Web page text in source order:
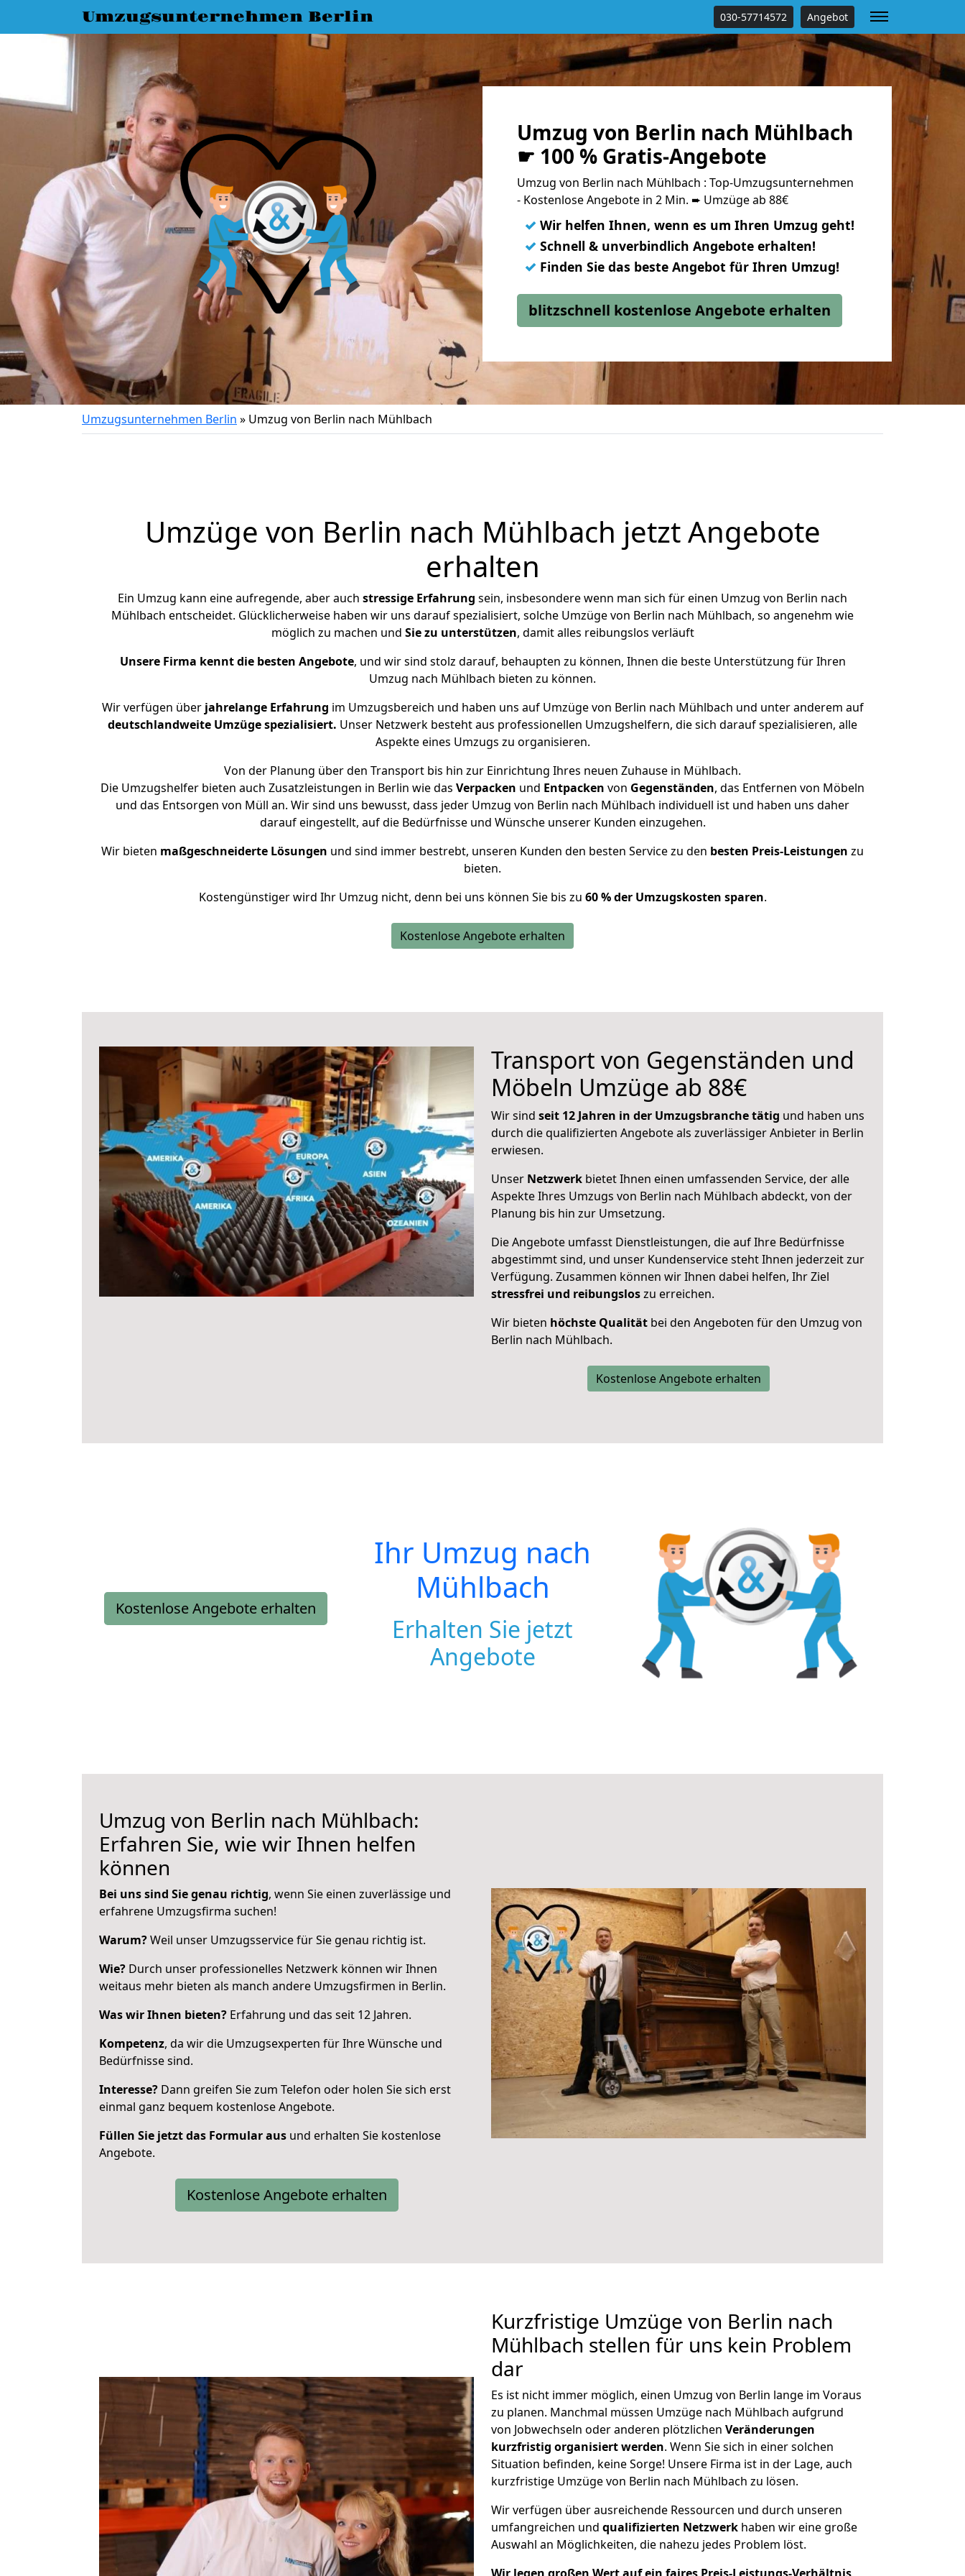
Umzugsunternehmen Berlin 030-57714572 Angebot
Umzug von Berlin nach Mühlbach
☛ 100 % Gratis-Angebote
Umzug von Berlin nach Mühlbach : Top-Umzugsunternehmen
- Kostenlose Angebote in 2 Min. ➨ Umzüge ab 88€
✓ Wir helfen Ihnen, wenn es um Ihren Umzug geht!
✓ Schnell & unverbindlich Angebote erhalten!
✓ Finden Sie das beste Angebot für Ihren Umzug!
blitzschnell kostenlose Angebote erhalten
Umzugsunternehmen Berlin » Umzug von Berlin nach Mühlbach
Umzüge von Berlin nach Mühlbach jetzt Angebote
erhalten
Ein Umzug kann eine aufregende, aber auch stressige Erfahrung sein, insbesondere wenn man sich für einen Umzug von Berlin nach
Mühlbach entscheidet. Glücklicherweise haben wir uns darauf spezialisiert, solche Umzüge von Berlin nach Mühlbach, so angenehm wie
möglich zu machen und Sie zu unterstützen, damit alles reibungslos verläuft
Unsere Firma kennt die besten Angebote, und wir sind stolz darauf, behaupten zu können, Ihnen die beste Unterstützung für Ihren
Umzug nach Mühlbach bieten zu können.
Wir verfügen überjahrelange Erfahrung im Umzugsbereich und haben uns auf Umzüge von Berlin nach Mühlbach und unter anderem auf
deutschlandweite Umzüge spezialisiert. Unser Netzwerk besteht aus professionellen Umzugshelfern, die sich darauf spezialisieren, alle
Aspekte eines Umzugs zu organisieren.
Von der Planung über den Transport bis hin zur Einrichtung Ihres neuen Zuhause in Mühlbach.
Die Umzugshelfer bieten auch Zusatzleistungen in Berlin wie das Verpacken und Entpacken von Gegenständen, das Entfernen von Möbeln
und das Entsorgen von Müll an. Wir sind uns bewusst, dass jeder Umzug von Berlin nach Mühlbach individuell ist und haben uns daher
darauf eingestellt, auf die Bedürfnisse und Wünsche unserer Kunden einzugehen.
Wir bieten maßgeschneiderte Lösungen und sind immer bestrebt, unseren Kunden den besten Service zu den besten Preis-Leistungen zu
bieten.
Kostengünstiger wird Ihr Umzug nicht, denn bei uns können Sie bis zu 60 % der Umzugskosten sparen.
Kostenlose Angebote erhalten
Transport von Gegenständen und
Möbeln Umzüge ab 88€
Wir sind seit 12 Jahren in der Umzugsbranche tätig und haben uns
durch die qualifizierten Angebote als zuverlässiger Anbieter in Berlin
erwiesen.
Unser Netzwerk bietet Ihnen einen umfassenden Service, der alle
Aspekte Ihres Umzugs von Berlin nach Mühlbach abdeckt, von der
Planung bis hin zur Umsetzung.
Die Angebote umfasst Dienstleistungen, die auf Ihre Bedürfnisse
abgestimmt sind, und unser Kundenservice steht Ihnen jederzeit zur
Verfügung. Zusammen können wir Ihnen dabei helfen, Ihr Ziel
stressfrei und reibungsloszu erreichen.
Wir bieten höchste Qualität bei den Angeboten für den Umzug von
Berlin nach Mühlbach.
Kostenlose Angebote erhalten
Kostenlose Angebote erhalten
Ihr Umzug nach
Mühlbach
Erhalten Sie jetzt
Angebote
Umzug von Berlin nach Mühlbach:
Erfahren Sie, wie wir Ihnen helfen
können
Bei uns sind Sie genau richtig, wenn Sie einen zuverlässige und
erfahrene Umzugsfirma suchen!
Warum?Weil unser Umzugsservice für Sie genau richtig ist.
Wie? Durch unser professionelles Netzwerk können wir Ihnen
weitaus mehr bieten als manch andere Umzugsfirmen in Berlin.
Was wir Ihnen bieten? Erfahrung und das seit 12 Jahren.
Kompetenz, da wir die Umzugsexperten für Ihre Wünsche und
Bedürfnisse sind.
Interesse? Dann greifen Sie zum Telefon oder holen Sie sich erst
einmal ganz bequem kostenlose Angebote.
Füllen Sie jetzt das Formular aus und erhalten Sie kostenlose
Angebote.
Kostenlose Angebote erhalten
Kurzfristige Umzüge von Berlin nach
Mühlbach stellen für uns kein Problem
dar
Es ist nicht immer möglich, einen Umzug von Berlin lange im Voraus
zu planen. Manchmal müssen Umzüge nach Mühlbach aufgrund
von Jobwechseln oder anderen plötzlichen Veränderungen
kurzfristig organisiert werden. Wenn Sie sich in einer solchen
Situation befinden, keine Sorge! Unsere Firma ist in der Lage, auch
kurzfristige Umzüge von Berlin nach Mühlbach zu lösen.
Wir verfügen über ausreichende Ressourcen und durch unseren
umfangreichen und qualifizierten Netzwerk haben wir eine große
Auswahl an Möglichkeiten, die nahezu jedes Problem löst.